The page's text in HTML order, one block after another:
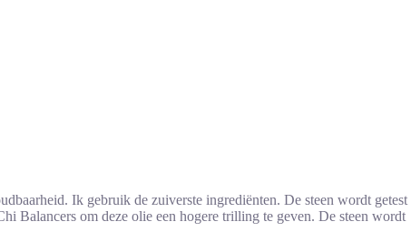
Ik gebruik de zuiverste ingrediënten. De steen wordt getest
Balancers om deze olie een hogere trilling te geven. De steen wordt